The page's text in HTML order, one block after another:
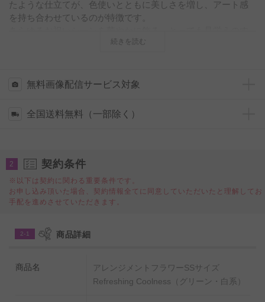
たような仕立てが、色使いとともに美しさを増し、アート感
を持ち合わせているのが特徴です。
るワンランク上のアレンジメントだから、贈り物、ギフトに
す。アレンジメントフラワーでは小さな部類に入るので、ち
です。
◆同じ雰囲気のフラワーギフトでもう少し大きなサイズでお
続きを読む
無料画像配信サービス対象
全国送料無料（一部除く）
2 契約条件
※以下は契約に関わる重要条件です。
お申し込み頂いた場合、契約情報全てに同意していただいたと理解してお
手配を進めさせていただきます。
2-1 商品詳細
商品名
アレンジメントフラワーSSサイズ
Refreshing Coolness（グリーン・白系）